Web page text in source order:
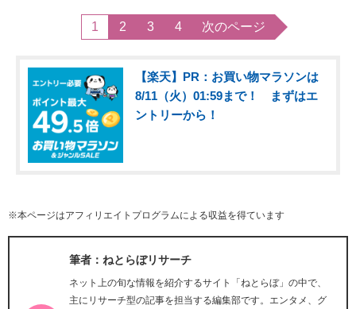
1 2 3 4 次のページ
【楽天】PR：お買い物マラソンは
8/11（火）01:59まで！ まずはエ
ントリーから！
※本ページはアフィリエイトプログラムによる収益を得ています
筆者：ねとらぼリサーチ
ネット上の旬な情報を紹介するサイト「ねとらぼ」の中で、
主にリサーチ型の記事を担当する編集部です。エンタメ、グ